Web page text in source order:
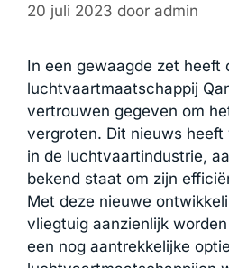
20 juli 2023 door admin
In een gewaagde zet heeft
luchtvaartmaatschappij
vertrouwen gegeven om
vergroten. Dit nieuws
in de luchtvaartindustrie,
bekend staat om zijn
Met deze nieuwe
vliegtuig aanzienlijk
een nog aantrekkelijke